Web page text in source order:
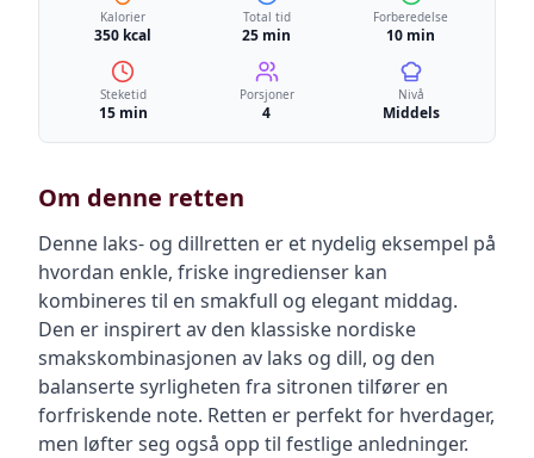
Kalorier
350 kcal
Total tid
25 min
Forberedelse
10 min
Steketid
15 min
Porsjoner
4
Nivå
Middels
Om denne retten
Denne laks- og dillretten er et nydelig eksempel på
hvordan enkle, friske ingredienser kan
kombineres til en smakfull og elegant middag.
Den er inspirert av den klassiske nordiske
smakskombinasjonen av laks og dill, og den
balanserte syrligheten fra sitronen tilfører en
forfriskende note. Retten er perfekt for hverdager,
men løfter seg også opp til festlige anledninger.